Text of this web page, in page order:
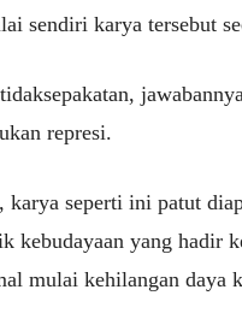
sendiri karya tersebut
represi.
karya seperti ini patut
kebudayaan yang hadir
mulai kehilangan daya